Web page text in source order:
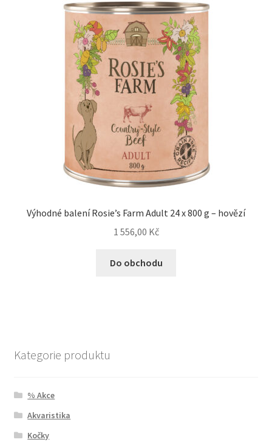
Výhodné balení Rosie’s Farm Adult 24 x 800 g – hovězí
1 556,00 Kč
Do obchodu
Kategorie produktu
% Akce
Akvaristika
Kočky